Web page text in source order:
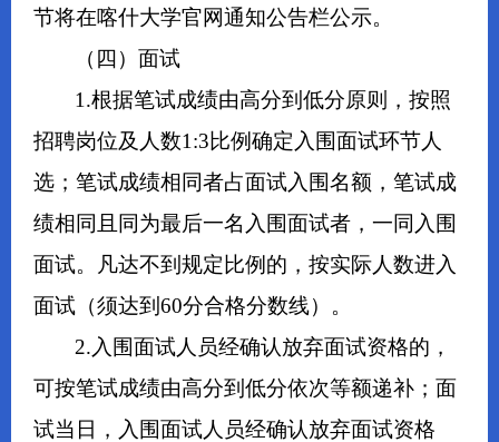
节将在喀什大学官网通知公告栏公示。
（四）面试
1.根据笔试成绩由高分到低分原则，按照
招聘岗位及人数1:3比例确定入围面试环节人
选；笔试成绩相同者占面试入围名额，笔试成
绩相同且同为最后一名入围面试者，一同入围
面试。凡达不到规定比例的，按实际人数进入
面试（须达到60分合格分数线）。
2.入围面试人员经确认放弃面试资格的，
可按笔试成绩由高分到低分依次等额递补；面
试当日，入围面试人员经确认放弃面试资格